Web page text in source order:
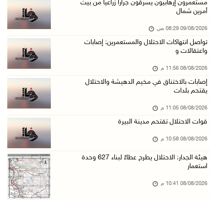
الاحتلال يقتحم قرية المغير شمال شرق رام الله
08/آب/2026 09:32 م
مستعمرون يهاجمون مسجدا في بلدة إذنا غرب الخلي ...
إصابات بالاختناق خلال مواجهات مع الاحتلال في ...
08/آب/2026 08:23 م
الاحتلال ينصب حواجز طيارة في محيط مخيم طولكرم ...
08/آب/2026 07:56 م
مستعمرون يهاجمون قرية أبو فلاح
08/آب/2026 07:07 م
مستعمرون يقتحمون بلدة بيت عور التحتا وقرية جل ...
مستعمرون إرهابيون يسرقون جرارا زراعيا من بيت
أمرين شمال
09/08/2026 08:29 ص
تواصل انتهاكات الاحتلال والمستعمرين: إصابات
واعتقالات و
08/08/2026 11:56 م
إصابات بالاختناق في مخيم الدهيشة والاحتلال
يقتحم بلدات
08/08/2026 11:05 م
قوات الاحتلال تقتحم مدينة البيرة
08/08/2026 10:58 م
هيئة الجدار: الاحتلال يطرح عطاءً لبناء 627 وحدة
استعمار
08/08/2026 10:41 م